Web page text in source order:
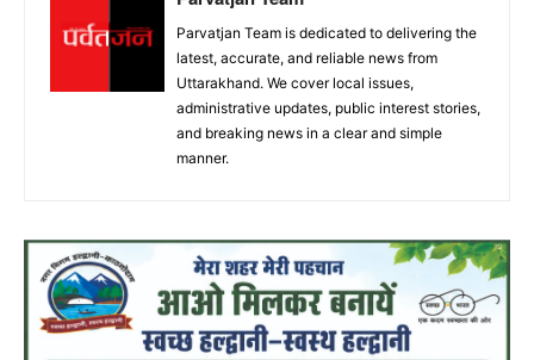
Parvatjan Team is dedicated to delivering the
latest, accurate, and reliable news from
Uttarakhand. We cover local issues,
administrative updates, public interest stories,
and breaking news in a clear and simple
manner.